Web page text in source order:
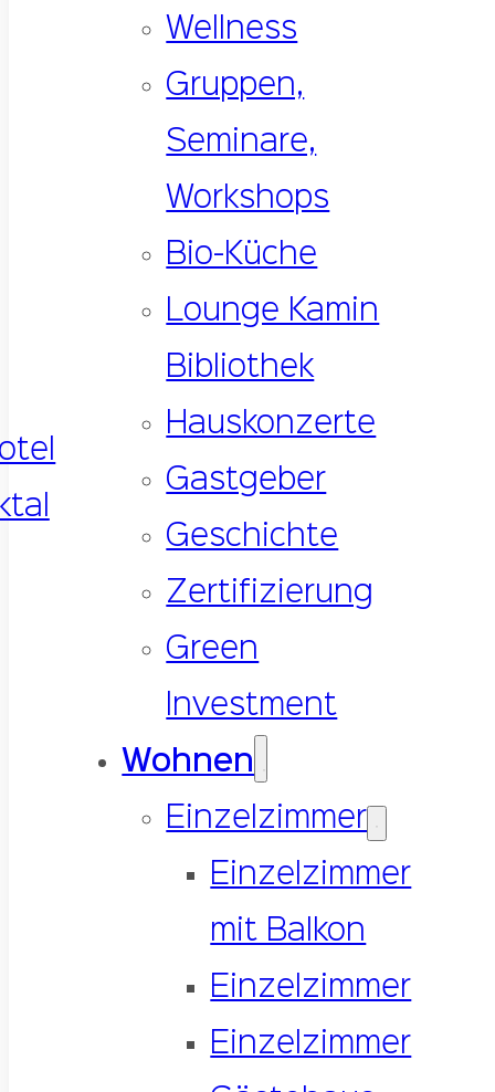
Wellness
Gruppen,
Seminare,
Workshops
Bio-Küche
Lounge Kamin
Bibliothek
Hauskonzerte
Gastgeber
Geschichte
Zertifizierung
Green
Investment
Wohnen
Einzelzimmer
Einzelzimmer
mit Balkon
Einzelzimmer
Einzelzimmer